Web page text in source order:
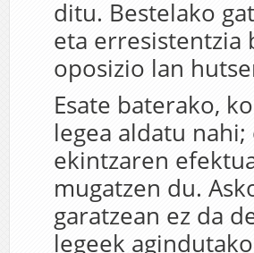
ditu. Bestelako
eta erresistentzia
oposizio lan
Esate baterako,
legea aldatu
ekintzaren
mugatzen du.
garatzean ez da
legeek